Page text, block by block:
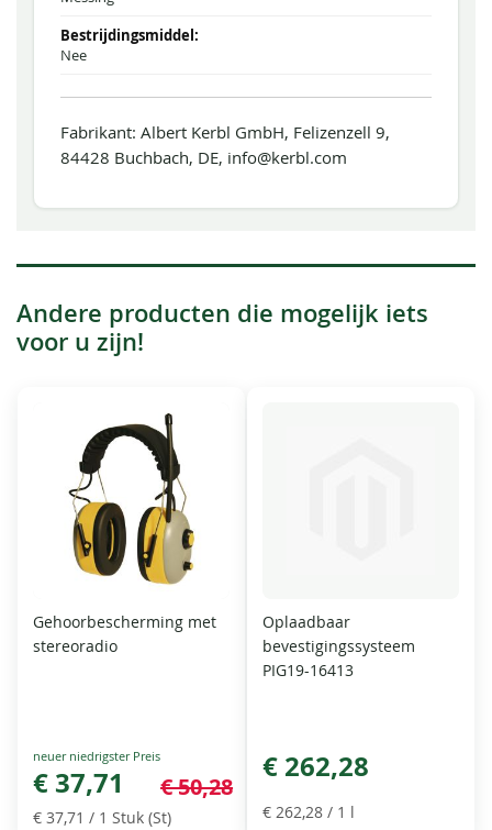
Nee
Fabrikant: Albert Kerbl GmbH, Felizenzell 9,
84428 Buchbach, DE, info@kerbl.com
Andere producten die mogelijk iets
voor u zijn!
Gehoorbescherming met
stereoradio
Special
Price
€ 37,71 € 50,28
€ 37,71 / 1 Stuk (St)
Oplaadbaar
bevestigingssysteem
PIG19-16413
€ 262,28
€ 262,28 / 1 l